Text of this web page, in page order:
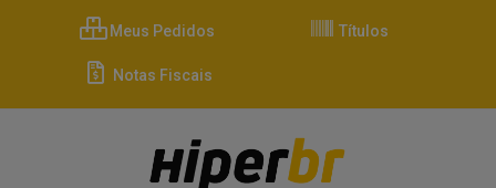
Meus Pedidos Títulos
Notas Fiscais